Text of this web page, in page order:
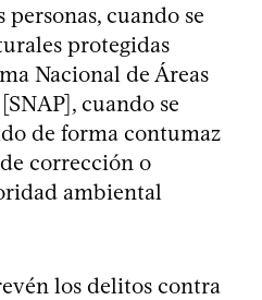
cuando se
protegidas
Nacional de Áreas
cuando se
de forma contumaz
corrección o
ambiental
los delitos contra